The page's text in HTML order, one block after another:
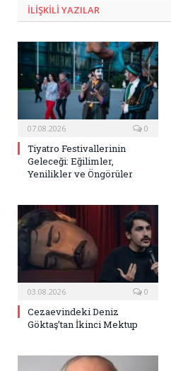
ILIŞKILI YAZILAR
07.08.2026 0
Tiyatro Festivallerinin
Geleceği: Eğilimler,
Yenilikler ve Öngörüler
03.08.2026 0
Cezaevindeki Deniz
Göktaş’tan İkinci Mektup